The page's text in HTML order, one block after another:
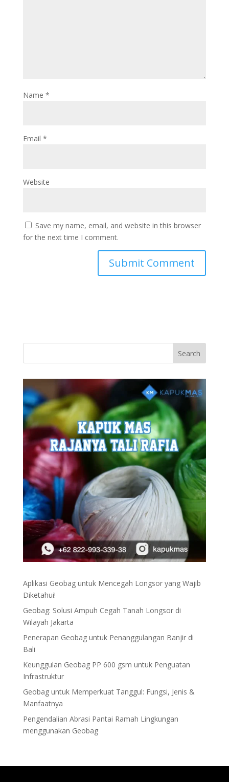
Name *
Email *
Website
Save my name, email, and website in this browser
for the next time I comment.
Aplikasi Geobag untuk Mencegah Longsor yang Wajib
Diketahui!
Geobag: Solusi Ampuh Cegah Tanah Longsor di
Wilayah Jakarta
Penerapan Geobag untuk Penanggulangan Banjir di
Bali
Keunggulan Geobag PP 600 gsm untuk Penguatan
Infrastruktur
Geobag untuk Memperkuat Tanggul: Fungsi, Jenis &
Manfaatnya
Pengendalian Abrasi Pantai Ramah Lingkungan
menggunakan Geobag